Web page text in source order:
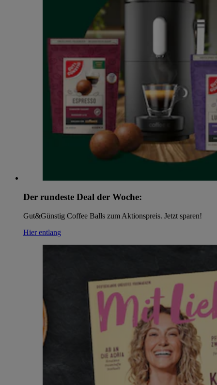
Der rundeste Deal der Woche:
Gut&Günstig Coffee Balls zum Aktionspreis. Jetzt sparen!
Hier entlang